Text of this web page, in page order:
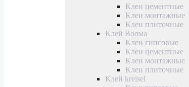
Клеи цементные
Клеи монтажные
Клеи плиточные
Клей Волма
Клеи гипсовые
Клеи цементные
Клеи монтажные
Клеи плиточные
Клей kreisel